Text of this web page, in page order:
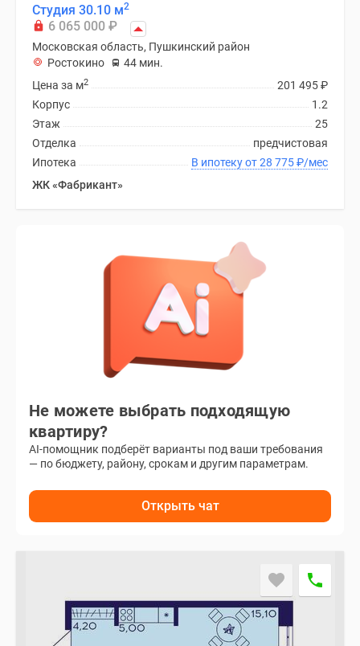
Студия 30.10 м2
6 065 000 ₽
Московская область, Пушкинский район
Ростокино
44 мин.
201 495₽
Цена за м2
1.2
Корпус
25
Этаж
предчистовая
Отделка
В ипотеку от 28 775₽/мес
Ипотека
ЖК «Фабрикант»
Не можете выбрать подходящую
квартиру?
AI-помощник подберёт варианты под ваши требования
— по бюджету, району, срокам и другим параметрам.
Открыть чат